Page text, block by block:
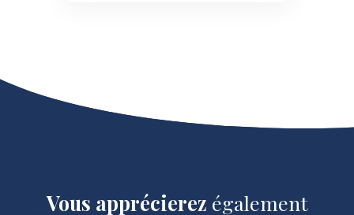
Vous apprécierez également